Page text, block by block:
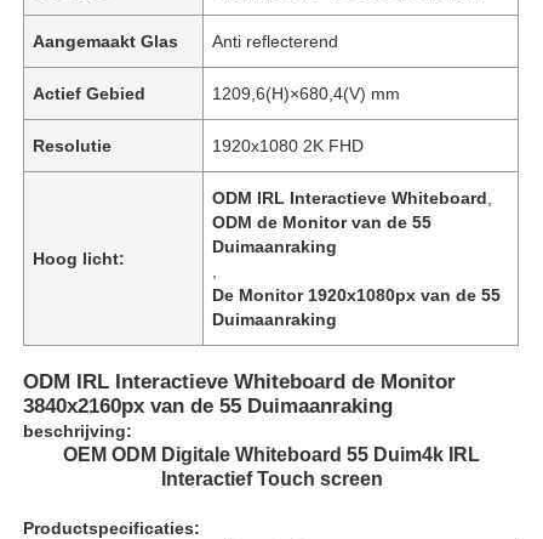
Aangemaakt Glas Anti reflecterend
Actief Gebied 1209,6(H)×680,4(V) mm
Resolutie 1920x1080 2K FHD
Hoog licht:
ODM IRL Interactieve Whiteboard
ODM de Monitor van de 55
Duimaanraking
De Monitor 1920x1080px van de 55
Duimaanraking
ODM IRL Interactieve Whiteboard de Monitor
3840x2160px van de 55 Duimaanraking
beschrijving:
OEM ODM Digitale Whiteboard 55 Duim4k IRL
Interactief Touch screen
Productspecificaties: